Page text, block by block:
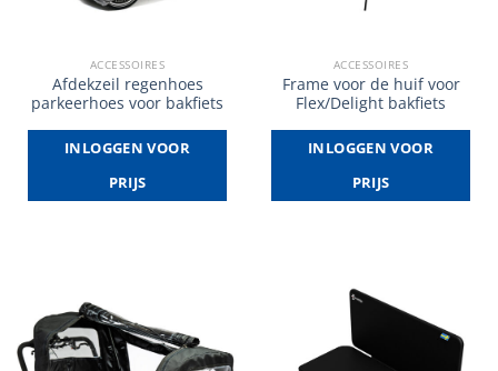
ACCESSOIRES
Afdekzeil regenhoes
parkeerhoes voor bakfiets
INLOGGEN VOOR
PRIJS
ACCESSOIRES
Frame voor de huif voor
Flex/Delight bakfiets
INLOGGEN VOOR
PRIJS